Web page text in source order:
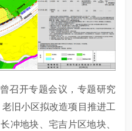
召开专题会议，专题研究
旧小区拟改造项目推进工
冲地块、宅吉片区地块、